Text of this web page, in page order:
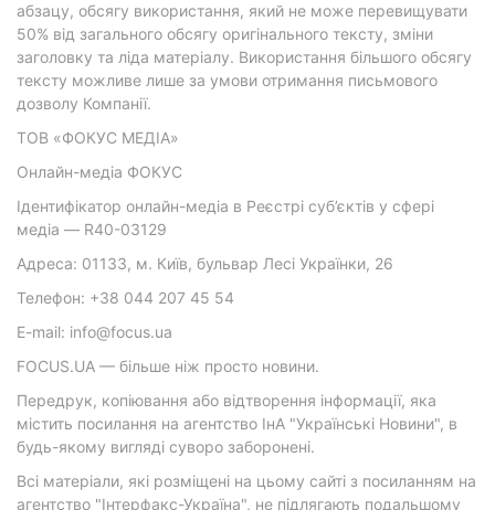
абзацу, обсягу використання, який не може перевищувати
50% від загального обсягу оригінального тексту, зміни
заголовку та ліда матеріалу. Використання більшого обсягу
тексту можливе лише за умови отримання письмового
дозволу Компанії.
ТОВ «ФОКУС МЕДІА»
Онлайн-медіа ФОКУС
Ідентифікатор онлайн-медіа в Реєстрі суб’єктів у сфері
медіа — R40-03129
Адреса: 01133, м. Київ, бульвар Лесі Українки, 26
Телефон: +38 044 207 45 54
E-mail: info@focus.ua
FOCUS.UA — більше ніж просто новини.
Передрук, копіювання або відтворення інформації, яка
містить посилання на агентство ІнА "Українські Новини", в
будь-якому вигляді суворо заборонені.
Всі матеріали, які розміщені на цьому сайті з посиланням на
агентство "Інтерфакс-Україна", не підлягають подальшому